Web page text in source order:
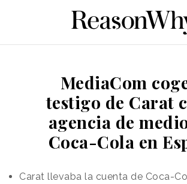
MediaCom
testigo de Carat
agencia de
Coca-Cola en
Carat llevaba la cuenta de Coca-